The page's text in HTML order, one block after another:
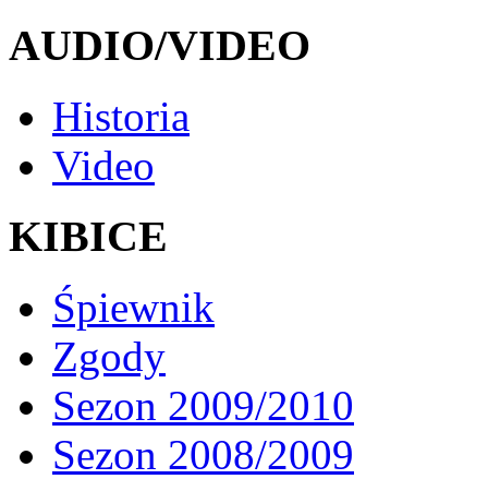
AUDIO/VIDEO
Historia
Video
KIBICE
Śpiewnik
Zgody
Sezon 2009/2010
Sezon 2008/2009